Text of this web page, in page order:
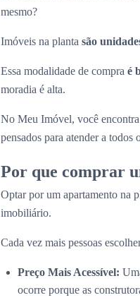
mesmo?
Imóveis na planta são
Essa modalidade de compra é
moradia é alta.
No Meu Imóvel, você encontra
pensados para atender a todos
Por que comprar
Optar por um apartamento na
imobiliário.
Cada vez mais pessoas
Preço Mais Acessível:
ocorre porque as